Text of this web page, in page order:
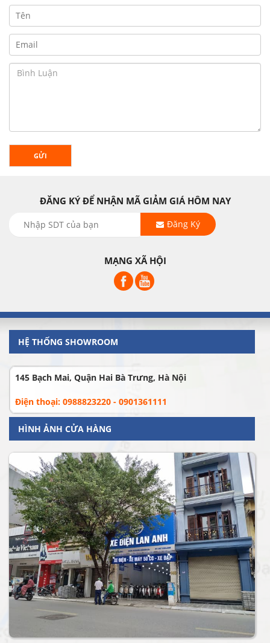
GỬI
ĐĂNG KÝ ĐỂ NHẬN MÃ GIẢM GIÁ HÔM NAY
Đăng Ký
MẠNG XÃ HỘI
HỆ THỐNG SHOWROOM
145 Bạch Mai, Quận Hai Bà Trưng, Hà Nội
Điện thoại: 0988823220 - 0901361111
HÌNH ẢNH CỬA HÀNG